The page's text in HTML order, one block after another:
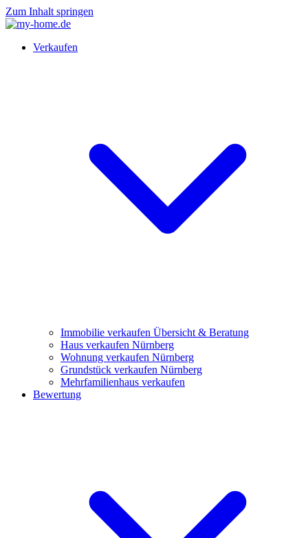
Zum Inhalt springen
Verkaufen
Immobilie verkaufen Übersicht & Beratung
Haus verkaufen Nürnberg
Wohnung verkaufen Nürnberg
Grundstück verkaufen Nürnberg
Mehrfamilienhaus verkaufen
Bewertung